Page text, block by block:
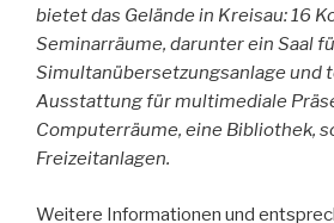
bietet das Gelände in Kreisau: 16
Seminarräume, darunter ein Saal
Simultanübersetzungsanlage und
Ausstattung für multimediale
Computerräume, eine Bibliothek,
Freizeitanlagen.
Weitere Informationen und